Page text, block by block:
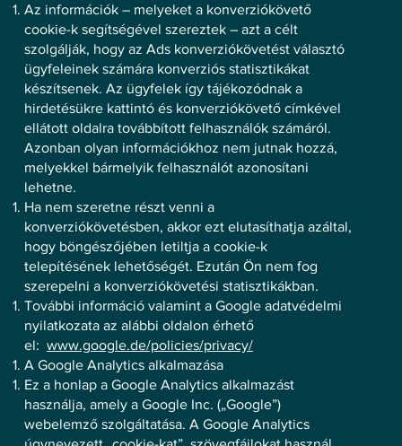
Az információk – melyeket a konverziókövető
cookie-k segítségével szereztek – azt a célt
szolgálják, hogy az Ads konverziókövetést választó
ügyfeleinek számára konverziós statisztikákat
készítsenek. Az ügyfelek így tájékozódnak a
hirdetésükre kattintó és konverziókövető címkével
ellátott oldalra továbbított felhasználók számáról.
Azonban olyan információkhoz nem jutnak hozzá,
melyekkel bármelyik felhasználót azonosítani
lehetne.
Ha nem szeretne részt venni a
konverziókövetésben, akkor ezt elutasíthatja azáltal,
hogy böngészőjében letiltja a cookie-k
telepítésének lehetőségét. Ezután Ön nem fog
szerepelni a konverziókövetési statisztikákban.
További információ valamint a Google adatvédelmi
nyilatkozata az alábbi oldalon érhető
el: www.google.de/policies/privacy/
A Google Analytics alkalmazása
Ez a honlap a Google Analytics alkalmazást
használja, amely a Google Inc. („Google”)
webelemző szolgáltatása. A Google Analytics